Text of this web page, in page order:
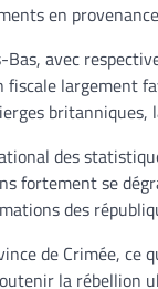
en
avec
largement
des
fortement se
des
de Crimée,
la